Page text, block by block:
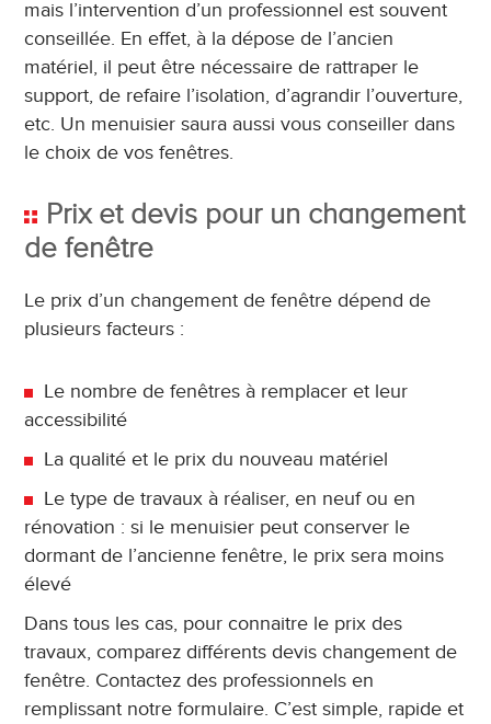
mais l’intervention d’un professionnel est souvent
conseillée. En effet, à la dépose de l’ancien
matériel, il peut être nécessaire de rattraper le
support, de refaire l’isolation, d’agrandir l’ouverture,
etc. Un menuisier saura aussi vous conseiller dans
le choix de vos fenêtres.
Prix et devis pour un changement
de fenêtre
Le prix d’un changement de fenêtre dépend de
plusieurs facteurs :
Le nombre de fenêtres à remplacer et leur
accessibilité
La qualité et le prix du nouveau matériel
Le type de travaux à réaliser, en neuf ou en
rénovation : si le menuisier peut conserver le
dormant de l’ancienne fenêtre, le prix sera moins
élevé
Dans tous les cas, pour connaitre le prix des
travaux, comparez différents devis changement de
fenêtre. Contactez des professionnels en
remplissant notre formulaire. C’est simple, rapide et